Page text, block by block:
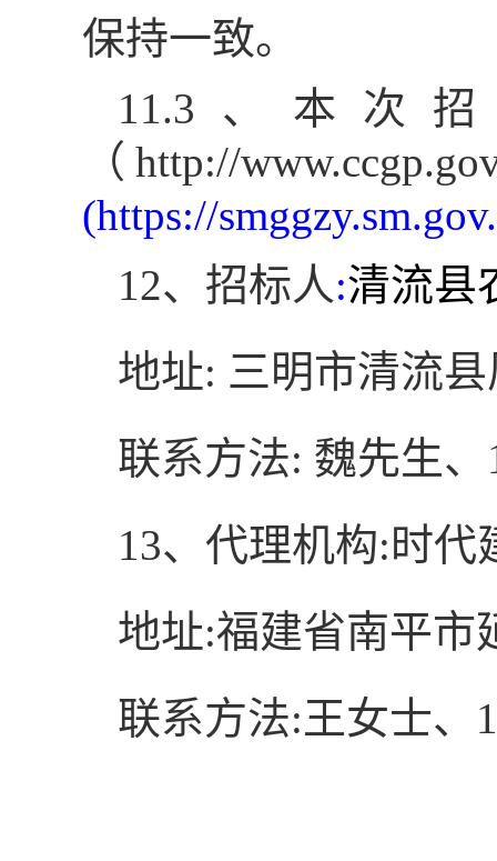
保持一致。
11.3 、本次
（ http://
(https://
12、招标人:清流县
地址: 三明市清流
联系方法: 魏先生、
13、代理机构: 时代
地址:福建省南平市
联系方法:王女士、